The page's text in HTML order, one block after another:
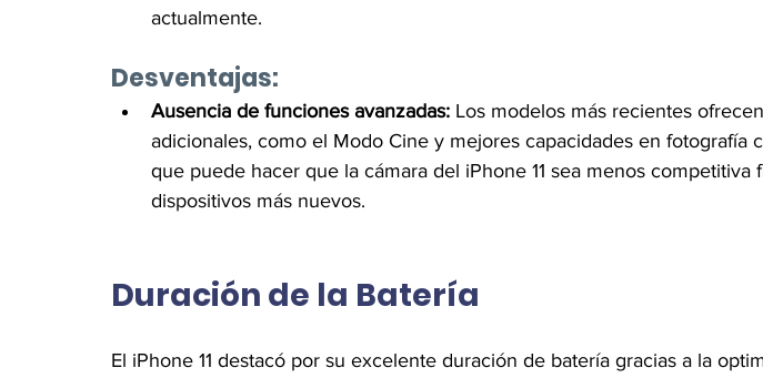
actualmente.
Desventajas:
Ausencia de funciones avanzadas: Los modelos más recientes
adicionales, como el Modo Cine y mejores capacidades en fotografía
que puede hacer que la cámara del iPhone 11 sea menos competitiva
dispositivos más nuevos.
Duración de la Batería
El iPhone 11 destacó por su excelente duración de batería gracias a la